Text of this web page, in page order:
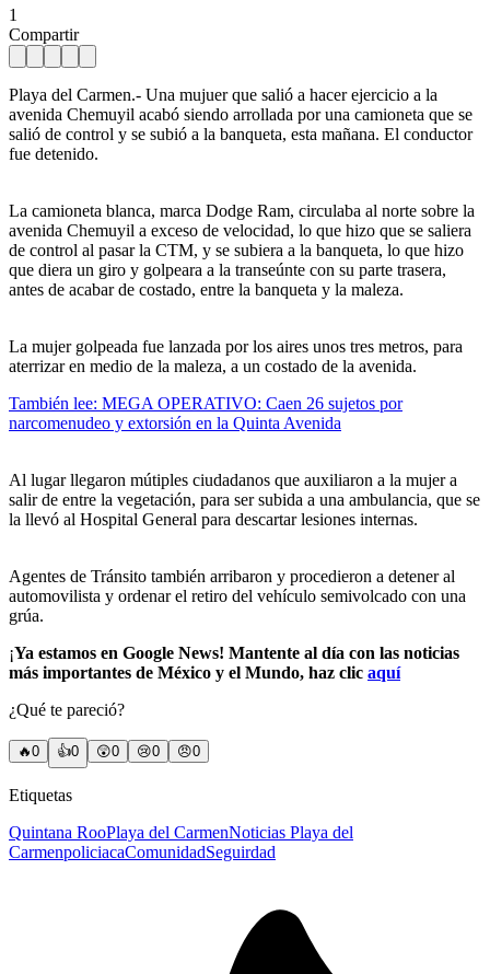
1
Compartir
Playa del Carmen.- Una mujuer que salió a hacer ejercicio a la
avenida Chemuyil acabó siendo arrollada por una camioneta que se
salió de control y se subió a la banqueta, esta mañana. El conductor
fue detenido.
La camioneta blanca, marca Dodge Ram, circulaba al norte sobre la
avenida Chemuyil a exceso de velocidad, lo que hizo que se saliera
de control al pasar la CTM, y se subiera a la banqueta, lo que hizo
que diera un giro y golpeara a la transeúnte con su parte trasera,
antes de acabar de costado, entre la banqueta y la maleza.
La mujer golpeada fue lanzada por los aires unos tres metros, para
aterrizar en medio de la maleza, a un costado de la avenida.
También lee: MEGA OPERATIVO: Caen 26 sujetos por
narcomenudeo y extorsión en la Quinta Avenida
Al lugar llegaron mútiples ciudadanos que auxiliaron a la mujer a
salir de entre la vegetación, para ser subida a una ambulancia, que se
la llevó al Hospital General para descartar lesiones internas.
Agentes de Tránsito también arribaron y procedieron a detener al
automovilista y ordenar el retiro del vehículo semivolcado con una
grúa.
¡Ya estamos en Google News! Mantente al día con las noticias
más importantes de México y el Mundo, haz clic aquí
¿Qué te pareció?
🔥0 👍0 😲0 😢0 😠0
Etiquetas
Quintana RooPlaya del CarmenNoticias Playa del
CarmenpoliciacaComunidadSeguirdad